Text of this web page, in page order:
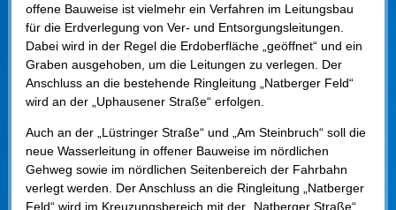
offene Bauweise ist vielmehr ein Verfahren im Leitungsbau
für die Erdverlegung von Ver- und Entsorgungsleitungen.
Dabei wird in der Regel die Erdoberfläche „geöffnet“ und ein
Graben ausgehoben, um die Leitungen zu verlegen. Der
Anschluss an die bestehende Ringleitung „Natberger Feld“
wird an der „Uphausener Straße“ erfolgen.
Auch an der „Lüstringer Straße“ und „Am Steinbruch“ soll die
neue Wasserleitung in offener Bauweise im nördlichen
Gehweg sowie im nördlichen Seitenbereich der Fahrbahn
verlegt werden. Der Anschluss an die Ringleitung „Natberger
Feld“ wird im Kreuzungsbereich mit der „Natberger Straße“